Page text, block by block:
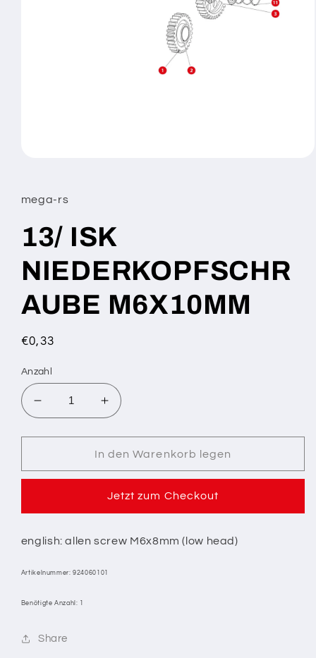
öffnen
mega-rs
13/ ISK
NIEDERKOPFSCHR
AUBE M6X10MM
Normaler
€0,33
Anzahl
Verringere
die
Menge
13/
NIEDERKOPFSCHRAUBE
M6X10MM
Erhöhe
die
Menge
für
13/
NIEDERKOPFSCHRAUBE
M6X10MM
In den Warenkorb legen
Jetzt zum Checkout
english: allen screw M6x8mm (low head)
Artikelnummer: 924060101
Benötigte Anzahl: 1
Share